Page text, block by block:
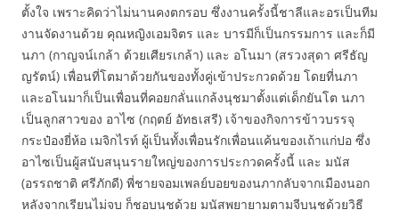
ตั้งใจ เพราะคิดว่าไม่นานคงตกรอบ ซึ่งงานครั้งนี้ชาลีและอรเป็นทีม
งานจัดงานด้วย คุณหญิงเอมจิตร และ บารมีก็เป็นกรรมการ และก็มี
นภา (กาญจน์เกล้า ด้วยเศียรเกล้า) และ อโนมา (สรวงสุดา ศรีธัญ
ญรัตน์) เพื่อนที่โตมาด้วยกันของทั้งคู่เข้าประกวดด้วย โดยที่นภา
และอโนมาก็เป็นเพื่อนที่คอยกลั่นแกล้งนุชมาตั้งแต่เด็กยันโต นภา
เป็นลูกสาวของ อาไซ (กฤตย์ อัทธเสรี) เจ้าของกิจการข้าวบรรจุ
กระป๋องยี่ห้อ เมจิกไรท์ ผู้เป็นทั้งเพื่อนรักเพื่อนแค้นของเถ้าแก่ปอ ซึ่ง
อาไซเป็นผู้สนับสนุนรายใหญ่ของการประกวดครั้งนี้ และ มนัส
(อรรถชาติ ศรีภักดี) พี่ชายจอมเพลย์บอยของนภากลับจากเมืองนอก
หลังจากเรียนไม่จบ ก็ชอบนุชด้วย มนัสพยายามตามจีบนุชด้วยวิธี